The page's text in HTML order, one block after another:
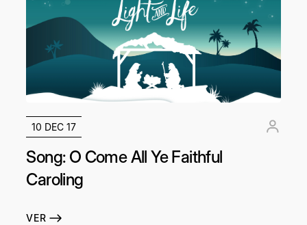
10 DEC 17
Song: O Come All Ye Faithful
Caroling
VER